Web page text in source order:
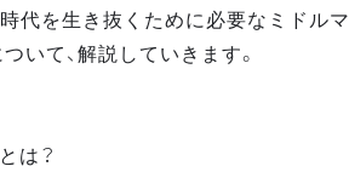
代を生き抜くために必要なミドルマ
いて、解説していきます。
は？